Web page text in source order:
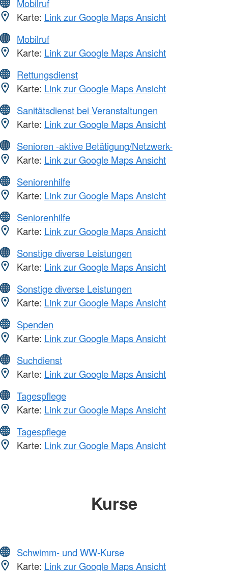
Mobilruf
Karte: Link zur Google Maps Ansicht
Mobilruf
Karte: Link zur Google Maps Ansicht
Rettungsdienst
Karte: Link zur Google Maps Ansicht
Sanitätsdienst bei Veranstaltungen
Karte: Link zur Google Maps Ansicht
Senioren -aktive Betätigung/Netzwerk-
Karte: Link zur Google Maps Ansicht
Seniorenhilfe
Karte: Link zur Google Maps Ansicht
Seniorenhilfe
Karte: Link zur Google Maps Ansicht
Sonstige diverse Leistungen
Karte: Link zur Google Maps Ansicht
Sonstige diverse Leistungen
Karte: Link zur Google Maps Ansicht
Spenden
Karte: Link zur Google Maps Ansicht
Suchdienst
Karte: Link zur Google Maps Ansicht
Tagespflege
Karte: Link zur Google Maps Ansicht
Tagespflege
Karte: Link zur Google Maps Ansicht
Kurse
Schwimm- und WW-Kurse
Karte: Link zur Google Maps Ansicht